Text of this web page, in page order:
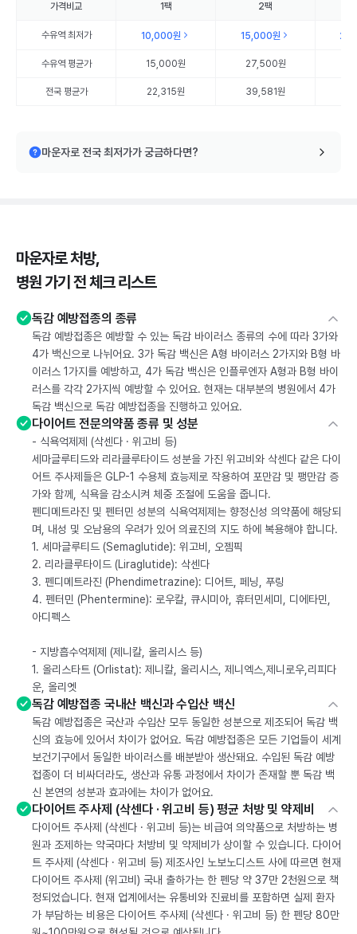
가격비교 1팩 2팩
수유역최저가 10,000원 15,000원
수유역평균가 15,000원 27,500원
전국 평균가 22,315원 39,581원
마운자로 전국 최저가가 궁금하다면?
마운자로 처방,
병원 가기 전 체크 리스트
독감 예방접종의 종류
독감 예방접종은 예방할 수 있는 독감 바이러스 종류의 수에 따라 3가와
4가 백신으로 나뉘어요. 3가 독감 백신은 A형 바이러스 2가지와 B형 바
이러스 1가지를 예방하고, 4가 독감 백신은 인플루엔자 A형과 B형 바이
러스를 각각 2가지씩 예방할 수 있어요. 현재는 대부분의 병원에서 4가
독감 백신으로 독감 예방접종을 진행하고 있어요.
다이어트 전문의약품 종류 및 성분
- 식욕억제제 (삭센다 · 위고비 등)
세마글루티드와 리라클루타이드 성분을 가진 위고비와 삭센다 같은 다이
어트 주사제들은 GLP-1 수용체 효능제로 작용하여 포만감 및 팽만감 증
가와 함께, 식욕을 감소시켜 체중 조절에 도움을 줍니다.
펜디메트라진 및 펜터민 성분의 식욕억제제는 향정신성 의약품에 해당되
며, 내성 및 오남용의 우려가 있어 의료진의 지도 하에 복용해야 합니다.
1. 세마글루티드 (Semaglutide): 위고비, 오젬픽
2. 리라클루타이드 (Liraglutide): 삭센다
3. 펜디메트라진 (Phendimetrazine): 디어트, 페닝, 푸링
4. 펜터민 (Phentermine): 로우칼, 큐시미아, 휴터민세미, 디에타민,
아디펙스
- 지방흡수억제제 (제니칼, 올리시스 등)
1. 올리스타트 (Orlistat): 제니칼, 올리시스, 제니엑스,제니로우,리피다
운, 올리엣
독감 예방접종 국내산 백신과 수입산 백신
독감 예방접종은 국산과 수입산 모두 동일한 성분으로 제조되어 독감 백
신의 효능에 있어서 차이가 없어요. 독감 예방접종은 모든 기업들이 세계
보건기구에서 동일한 바이러스를 배분받아 생산돼요. 수입된 독감 예방
접종이 더 비싸더라도, 생산과 유통 과정에서 차이가 존재할 뿐 독감 백
신 본연의 성분과 효과에는 차이가 없어요.
다이어트 주사제 (삭센다 · 위고비 등) 평균 처방 및 약제비
다이어트 주사제 (삭센다 · 위고비 등)는 비급여 의약품으로 처방하는 병
원과 조제하는 약국마다 처방비 및 약제비가 상이할 수 있습니다. 다이어
트 주사제 (삭센다 · 위고비 등) 제조사인 노보노디스트 사에 따르면 현재
다이어트 주사제 (위고비) 국내 출하가는 한 펜당 약 37만 2천원으로 책
정되었습니다. 현재 업계에서는 유통비와 진료비를 포함하면 실제 환자
가 부담하는 비용은 다이어트 주사제 (삭센다 · 위고비 등) 한 펜당 80만